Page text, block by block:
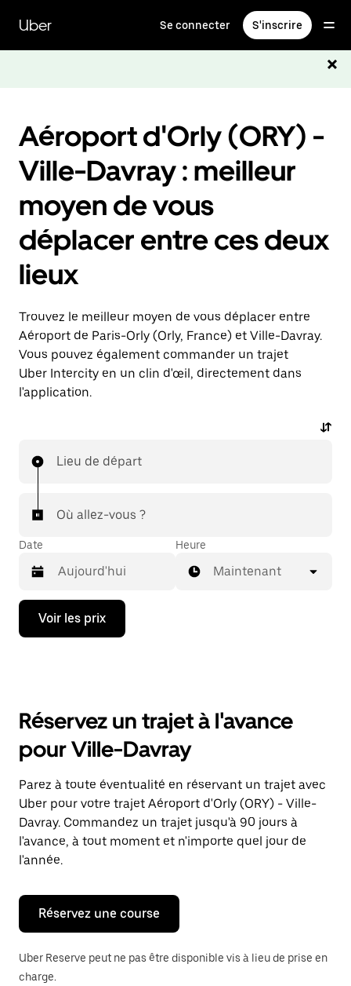
contenu
principal
Uber Se connecter S'inscrire
Aéroport d'Orly (ORY) -
Ville-Davray : meilleur
moyen de vous
déplacer entre ces deux
lieux
Trouvez le meilleur moyen de vous déplacer entre
Aéroport de Paris-Orly (Orly, France) et Ville-Davray.
Vous pouvez également commander un trajet
Uber Intercity en un clin d'œil, directement dans
l'application.
Lieu de départ
Où allez-vous ?
Date
Appuyez
la
ouvrir
calendrier
et
sélectionner
une
date.
Appuyez
sur
la
touche
pour
fermer
calendrier.
Heure
Maintenant
Voir les prix
Réservez un trajet à l'avance
pour Ville-Davray
Parez à toute éventualité en réservant un trajet avec
Uber pour votre trajet Aéroport d'Orly (ORY) - Ville-
Davray. Commandez un trajet jusqu'à 90 jours à
l'avance, à tout moment et n'importe quel jour de
l'année.
Réservez une course
Uber Reserve peut ne pas être disponible vis à lieu de prise en
charge.